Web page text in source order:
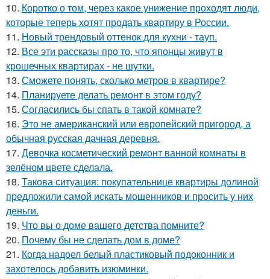
10. Коротко о том, через какое унижение проходят люди,
которые теперь хотят продать квартиру в России.
11. Новый трендовый оттенок для кухни - тауп.
12. Все эти рассказы про то, что японцы живут в
крошечных квартирах - не шутки.
13. Сможете понять, сколько метров в квартире?
14. Планируете делать ремонт в этом году?
15. Согласились бы спать в такой комнате?
16. Это не американский или европейский пригород, а
обычная русская дачная деревня.
17. Девочка косметический ремонт ванной комнаты в
зелёном цвете сделала.
18. Такова ситуация: покупательнице квартиры долиной
предложили самой искать мошенников и просить у них
деньги.
19. Что вы о доме вашего детства помните?
20. Почему бы не сделать дом в доме?
21. Когда надоел белый пластиковый подоконник и
захотелось добавить изюминки.